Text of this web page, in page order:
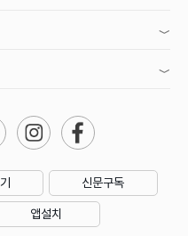
신문구독
앱설치